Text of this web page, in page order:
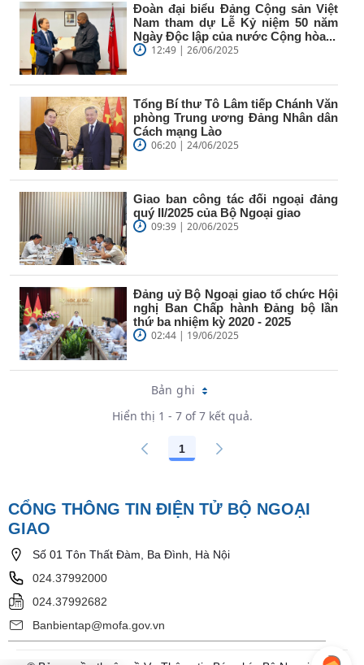
Đoàn đại biểu Đảng Cộng sản Việt
Nam tham dự Lễ Kỷ niệm 50 năm
Ngày Độc lập của nước Cộng hòa...
12:49 | 26/06/2025
Tổng Bí thư Tô Lâm tiếp Chánh Văn
phòng Trung ương Đảng Nhân dân
Cách mạng Lào
06:20 | 24/06/2025
Giao ban công tác đối ngoại đảng
quý II/2025 của Bộ Ngoại giao
09:39 | 20/06/2025
Đảng uỷ Bộ Ngoại giao tổ chức Hội
nghị Ban Chấp hành Đảng bộ lần
thứ ba nhiệm kỳ 2020 - 2025
02:44 | 19/06/2025
Bản ghi
Hiển thị 1 - 7 of 7 kết quả.
Các trang trên cổng
1
CỔNG THÔNG TIN ĐIỆN TỬ BỘ NGOẠI
GIAO
Số 01 Tôn Thất Đàm, Ba Đình, Hà Nội
024.37992000
024.37992682
Banbientap@mofa.gov.vn